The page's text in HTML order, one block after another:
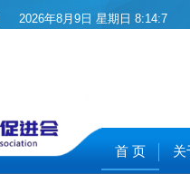
2026年8月9日 星期日 8:14:7
首 页 关